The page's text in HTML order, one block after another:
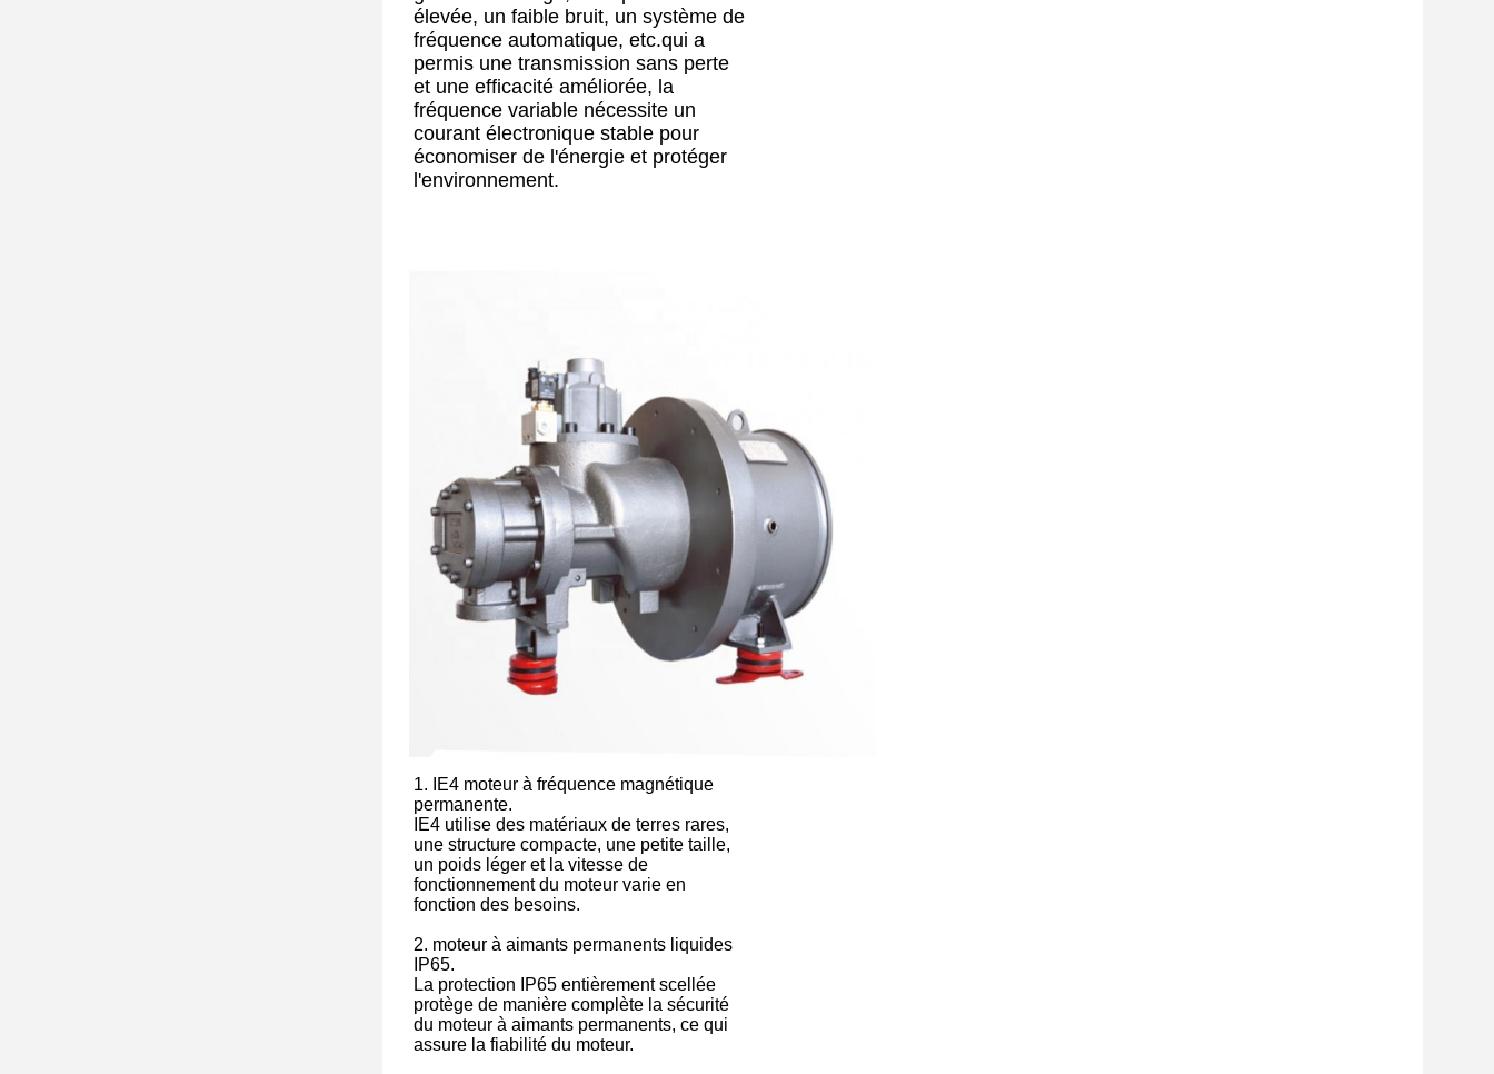
élevée, un faible bruit, un système de
fréquence automatique, etc.qui a
permis une transmission sans perte
et une efficacité améliorée, la
fréquence variable nécessite un
courant électronique stable pour
économiser de l'énergie et protéger
l'environnement.
1. IE4 moteur à fréquence magnétique
permanente.
IE4 utilise des matériaux de terres rares,
une structure compacte, une petite taille,
un poids léger et la vitesse de
fonctionnement du moteur varie en
fonction des besoins.
2. moteur à aimants permanents liquides
IP65.
La protection IP65 entièrement scellée
protège de manière complète la sécurité
du moteur à aimants permanents, ce qui
assure la fiabilité du moteur.